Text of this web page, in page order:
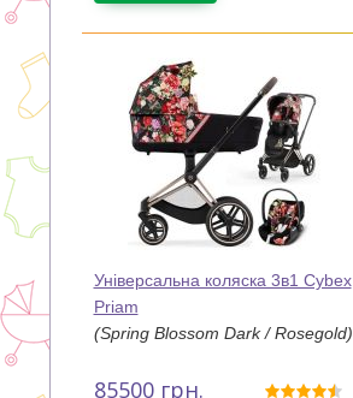
Універсальна коляска 3в1 Cybex
Priam
(Spring Blossom Dark / Rosegold)
85500грн.